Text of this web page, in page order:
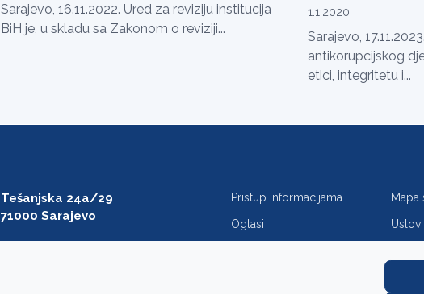
Sarajevo, 16.11.2022. Ured za reviziju institucija
BiH je, u skladu sa Zakonom o reviziji...
1.1.2020
Sarajevo,
antikorupcijskog
etici, integritetu i...
Tešanjska 24a/29
71000 Sarajevo
Pristup informacijama Mapa
Oglasi